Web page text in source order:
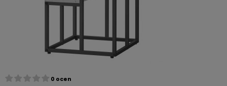
0 ocen